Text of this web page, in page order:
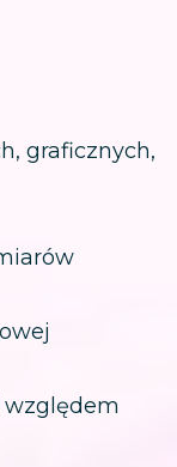
graficznych,